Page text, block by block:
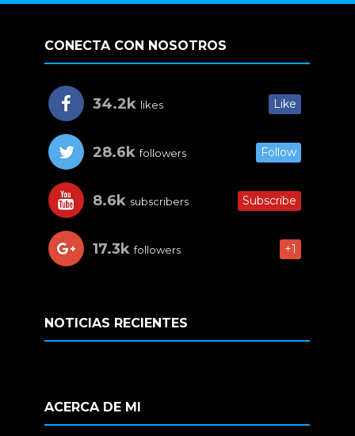
CONECTA CON NOSOTROS
34.2k likes Like
28.6k followers Follow
8.6k subscribers Subscribe
17.3k followers +1
NOTICIAS RECIENTES
ACERCA DE MI